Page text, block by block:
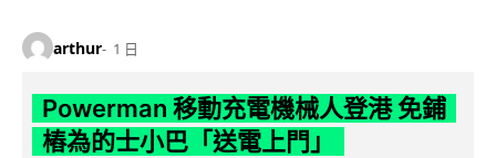
arthur 1 日
Powerman 移動充電機械人登港 免鋪
樁為的士小巴「送電上門」